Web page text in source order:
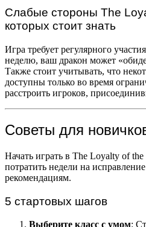
Слабые стороны The
которых стоит знать
Игра требует регулярного
неделю, ваш дракон может
Также стоит учитывать, что
доступны только во время
расстроить игроков,
Советы для
Начать играть в The Loyalty of
потратить недели на
рекомендациям.
5 стартовых шагов
Выберите класс с умом: